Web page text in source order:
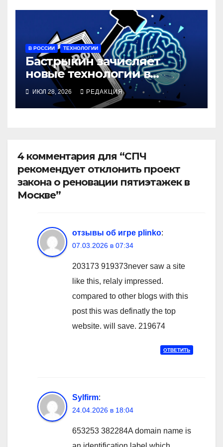
В РОССИИ ТЕХНОЛОГИИ
Бастрыкин зачисляет
новые технологии в
уголовно отягчающие
обстоятельства
ИЮЛ 28, 2026 РЕДАКЦИЯ
4 комментария для “СПЧ
рекомендует отклонить проект
закона о реновации пятиэтажек в
Москве”
отзывы об игре plinko:
07.03.2026 в 07:34
203173 919373never saw a site
like this, relaly impressed.
compared to other blogs with this
post this was definatly the top
website. will save. 219674
ОТВЕТИТЬ
Sylfirm:
24.04.2026 в 18:04
653253 382284A domain name is